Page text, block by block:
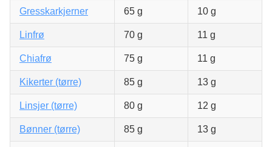
Gresskarkjerner 65 g 10 g
Linfrø 70 g 11 g
Chiafrø 75 g 11 g
Kikerter (tørre) 85 g 13 g
Linsjer (tørre) 80 g 12 g
Bønner (tørre) 85 g 13 g